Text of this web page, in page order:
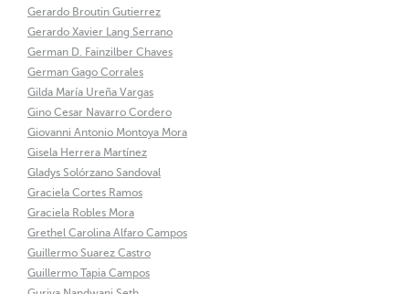
Gerardo Broutin Gutierrez
Gerardo Xavier Lang Serrano
German D. Fainzilber Chaves
German Gago Corrales
Gilda María Ureña Vargas
Gino Cesar Navarro Cordero
Giovanni Antonio Montoya Mora
Gisela Herrera Martínez
Gladys Solórzano Sandoval
Graciela Cortes Ramos
Graciela Robles Mora
Grethel Carolina Alfaro Campos
Guillermo Suarez Castro
Guillermo Tapia Campos